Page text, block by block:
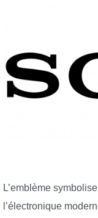
L’emblème
l’électronique